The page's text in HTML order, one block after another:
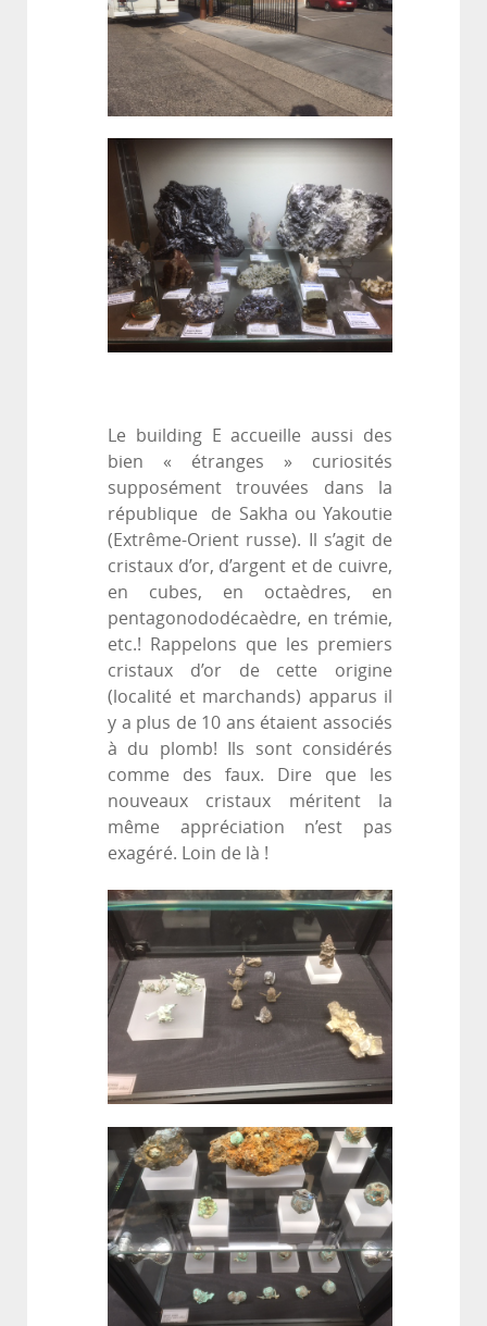
Le building E accueille aussi des
bien « étranges » curiosités
supposément trouvées dans la
république de Sakha ou Yakoutie
(Extrême-Orient russe). Il s’agit de
cristaux d’or, d’argent et de cuivre,
en cubes, en octaèdres, en
pentagonododécaèdre, en trémie,
etc.! Rappelons que les premiers
cristaux d’or de cette origine
(localité et marchands) apparus il
y a plus de 10 ans étaient associés
à du plomb! Ils sont considérés
comme des faux. Dire que les
nouveaux cristaux méritent la
même appréciation n’est pas
exagéré. Loin de là !